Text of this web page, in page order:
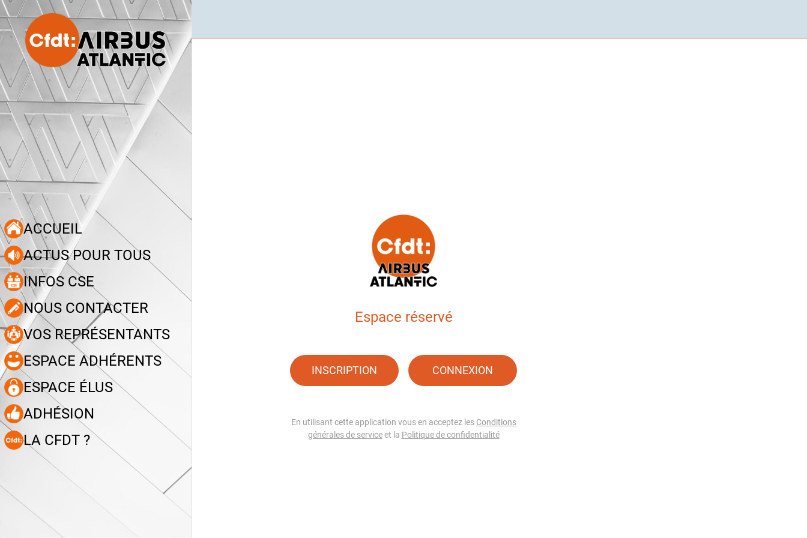
ACCUEIL
ACTUS POUR TOUS
INFOS CSE
NOUS CONTACTER
VOS REPRÉSENTANTS
ESPACE ADHÉRENTS
ESPACE ÉLUS
ADHÉSION
LA CFDT ?
Espace réservé
INSCRIPTION CONNEXION
En utilisant cette application vous en acceptez les Conditions
générales de serviceet la Politique de confidentialité